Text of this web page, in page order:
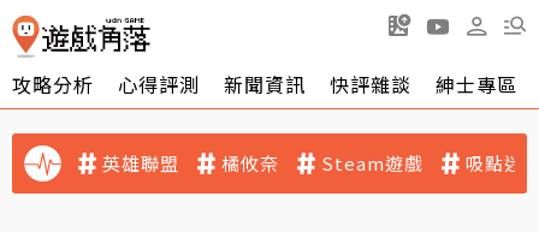
攻略分析 心得評測 新聞資訊 快評雜談 紳士專區
英雄聯盟 橘攸奈 Steam遊戲 吸點迷